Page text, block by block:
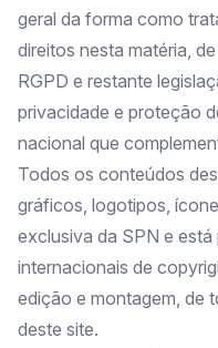
geral da forma como
direitos nesta matéria,
RGPD e restante
privacidade e proteção
nacional que
Todos os conteúdos
gráficos, logotipos,
exclusiva da SPN e
internacionais de
edição e montagem, de
deste site.